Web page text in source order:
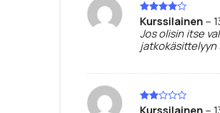
Arvostelu
tuotteesta:
4/ 5
Kurssilainen –
Jos olisin itse
jatkokäsittelyyn
Arvostelu
Kurssilainen –